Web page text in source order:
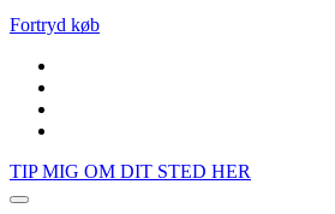
Fortryd køb
TIP MIG OM DIT STED HER